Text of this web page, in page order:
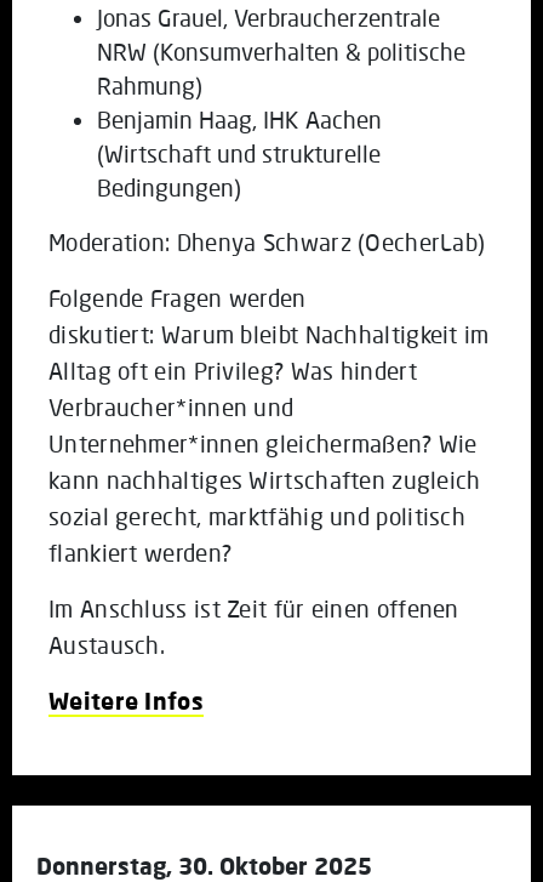
Jonas Grauel, Verbraucherzentrale
NRW (Konsumverhalten & politische
Rahmung)
Benjamin Haag, IHK Aachen
(Wirtschaft und strukturelle
Bedingungen)
Moderation: Dhenya Schwarz (OecherLab)
Folgende Fragen werden
diskutiert: Warum bleibt Nachhaltigkeit im
Alltag oft ein Privileg? Was hindert
Verbraucher*innen und
Unternehmer*innen gleichermaßen? Wie
kann nachhaltiges Wirtschaften zugleich
sozial gerecht, marktfähig und politisch
flankiert werden?
Im Anschluss ist Zeit für einen offenen
Austausch.
Weitere Infos
Donnerstag, 30. Oktober 2025